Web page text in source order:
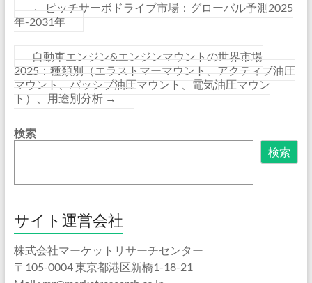
← ピッチサーボドライブ市場：グローバル予測2025
年-2031年
自動車エンジン&エンジンマウントの世界市場
2025：種類別（エラストマーマウント、アクティブ油圧
マウント、パッシブ油圧マウント、電気油圧マウン
ト）、用途別分析 →
検索
検索
サイト運営会社
株式会社マーケットリサーチセンター
〒105-0004 東京都港区新橋1-18-21